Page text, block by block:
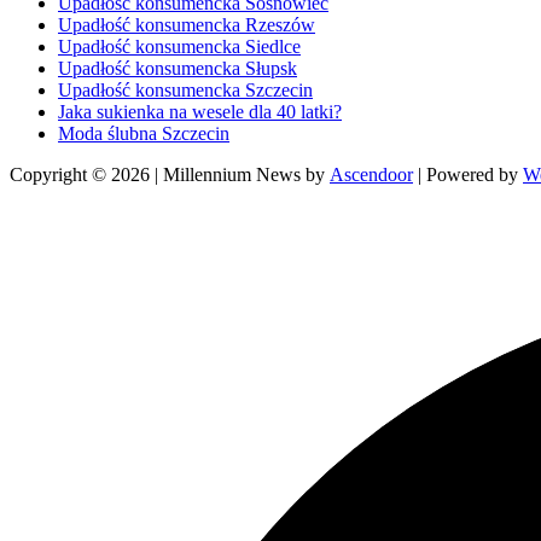
Upadłość konsumencka Rzeszów
Upadłość konsumencka Siedlce
Upadłość konsumencka Słupsk
Upadłość konsumencka Szczecin
Jaka sukienka na wesele dla 40 latki?
Moda ślubna Szczecin
Copyright © 2026 | Millennium News by Ascendoor| Powered by